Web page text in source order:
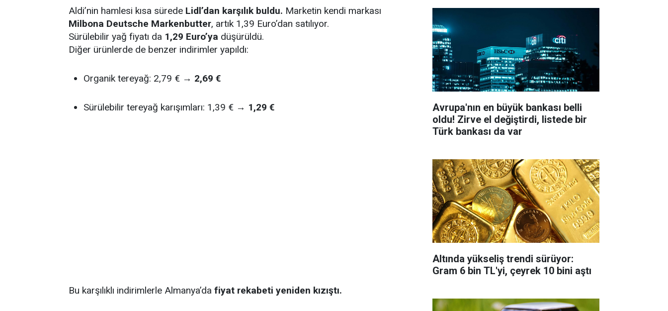
Aldi’nin hamlesi kısa sürede Lidl’dan karşılık buldu. Marketin kendi markası
Milbona Deutsche Markenbutter, artık 1,39 Euro’dan satılıyor.
Sürülebilir yağ fiyatı da 1,29 Euro’ya düşürüldü.
Diğer ürünlerde de benzer indirimler yapıldı:
Organik tereyağ: 2,79 € → 2,69 €
Sürülebilir tereyağ karışımları: 1,39 € → 1,29 €
Bu karşılıklı indirimlerle Almanya’da fiyat rekabeti yeniden kızıştı.
Avrupa'nın en büyük bankası belli
oldu! Zirve el değiştirdi, listede bir
Türk bankası da var
Altında yükseliş trendi sürüyor:
Gram 6 bin TL'yi, çeyrek 10 bini aştı